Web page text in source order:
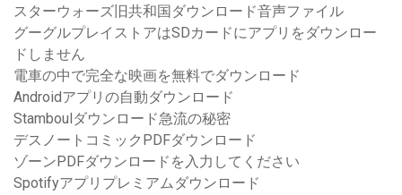
スターウォーズ旧共和国ダウンロード音声ファイル
グーグルプレイストアはSDカードにアプリをダウンロー
ドしません
電車の中で完全な映画を無料でダウンロード
Androidアプリの自動ダウンロード
Stamboulダウンロード急流の秘密
デスノートコミックPDFダウンロード
ゾーンPDFダウンロードを入力してください
Spotifyアプリプレミアムダウンロード